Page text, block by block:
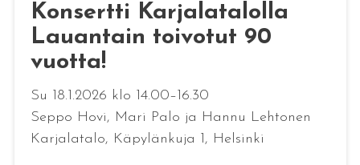
Konsertti Karjalatalolla
Lauantain toivotut 90
vuotta!
Su 18.1.2026 klo 14.00–16.30
Seppo Hovi, Mari Palo ja Hannu Lehtonen
Karjalatalo, Käpylänkuja 1, Helsinki